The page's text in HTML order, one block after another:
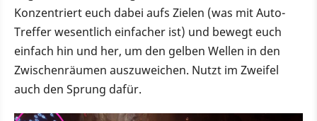
Konzentriert euch dabei aufs Zielen (was mit Auto-
Treffer wesentlich einfacher ist) und bewegt euch
einfach hin und her, um den gelben Wellen in den
Zwischenräumen auszuweichen. Nutzt im Zweifel
auch den Sprung dafür.